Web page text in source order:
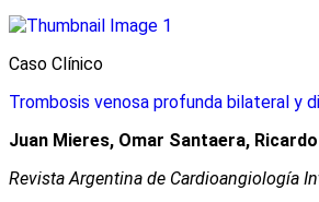
Caso Clínico
Trombosis venosa profunda bilateral y
Juan Mieres, Omar Santaera,
Revista Argentina de Cardioangiologí­a